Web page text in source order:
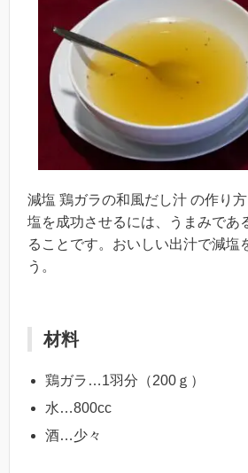
減塩 鶏ガラの和風だし汁 の作り
塩を成功させるには、うまみであ
ることです。おいしい出汁で減塩
う。
材料
鶏ガラ…1羽分（200ｇ）
水…800cc
酒…少々